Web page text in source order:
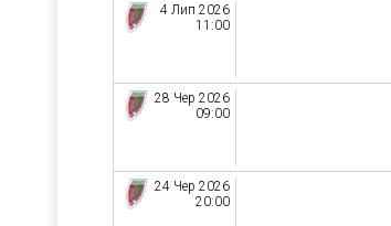
4 Лип 2026
11:00
28 Чер 2026
09:00
24 Чер 2026
20:00